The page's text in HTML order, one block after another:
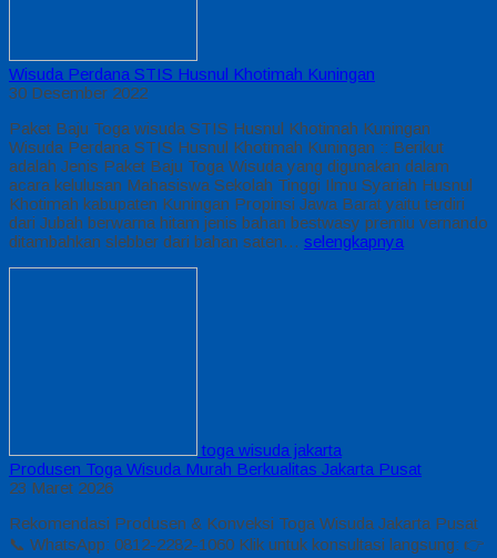
Wisuda Perdana STIS Husnul Khotimah Kuningan
30 Desember 2022
Paket Baju Toga wisuda STIS Husnul Khotimah Kuningan
Wisuda Perdana STIS Husnul Khotimah Kuningan :: Berikut
adalah Jenis Paket Baju Toga Wisuda yang digunakan dalam
acara kelulusan Mahasiswa Sekolah Tinggi Ilmu Syariah Husnul
Khotimah kabupaten Kuningan Propinsi Jawa Barat yaitu terdiri
dari Jubah berwarna hitam jenis bahan bestwasy premiu vernando
ditambahkan slebber dari bahan saten… selengkapnya
toga wisuda jakarta
Produsen Toga Wisuda Murah Berkualitas Jakarta Pusat
23 Maret 2026
Rekomendasi Produsen & Konveksi Toga Wisuda Jakarta Pusat
📞 WhatsApp: 0812-2282-1060 Klik untuk konsultasi langsung: 👉